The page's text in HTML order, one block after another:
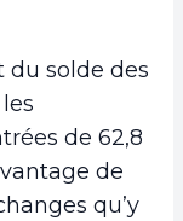
solde des
de 62,8
de
qu’y